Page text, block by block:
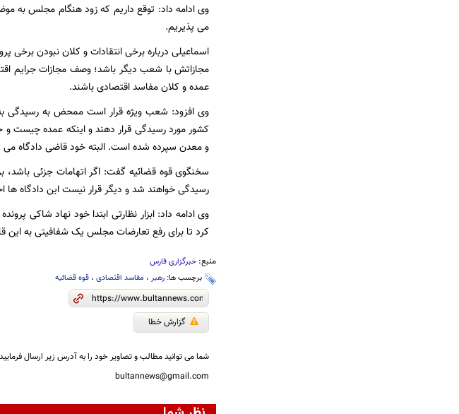
وی ادامه داد: توقع داریم که زود هنگام مجلس به
می پذیریم.
اسماعیلی درباره برخی انتقادات و کلان نبودن برخی
مجازاتش با شعب دیگر باشد؛ وصف مجازات جرایم
عمده و کلان مفاسد اقتصادی باشند.
وی افزود: شعب ویژه قرار است ممحض به رسیدگی
کشور مورد رسیدگی قرار دهند و اینکه عمده
و معدن سپرده شده است. البته خود قاضی دادگاه می
رسیدگی خواهند شد و دیگر قرار نیست این
وی ادامه داد: ابزار نظارتی ابتدا خود نهاد شاکی
کرد تا برای رفع تعارضات مجلس یک شفافیتی به این
منبع: خبرگزاری فارس
برچسب ها: رهبر، مفاسد اقتصادی، قوه قضائیه
گزارش خطا
شما می توانید مطالب و تصاویر خود را به آدرس زیر ارسال
bultannews@gmail.com